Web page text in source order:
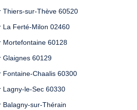
Thiers-sur-Thève 60520
La Ferté-Milon 02460
Mortefontaine 60128
Glaignes 60129
Fontaine-Chaalis 60300
Lagny-le-Sec 60330
Balagny-sur-Thérain